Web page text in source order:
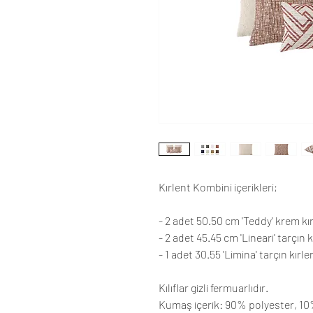
Kırlent Kombini içerikleri;
- 2 adet 50.50 cm 'Teddy' krem
- 2 adet 45.45 cm 'Lineari' tarçın
- 1 adet 30.55 'Limina' tarçın
Kılıflar gizli fermuarlıdır.
Kumaş içerik: 90% polyester,